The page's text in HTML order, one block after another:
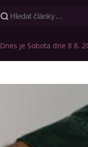
Dnes je Sobota dne 8 8.